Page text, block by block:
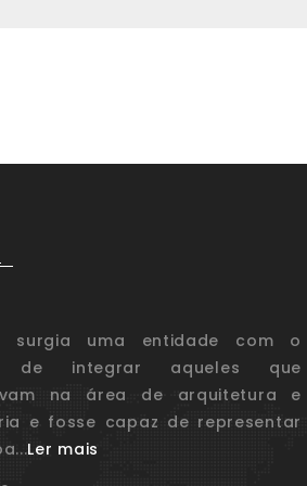
surgia uma entidade com o
de integrar aqueles que
na área de arquitetura e
e fosse capaz de representar
Ler mais